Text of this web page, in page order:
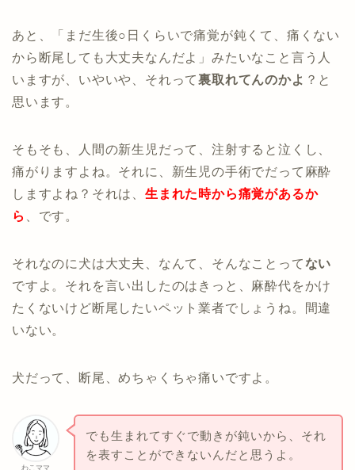
あと、「まだ生後○日くらいで痛覚が鈍くて、痛くない
から断尾しても大丈夫なんだよ」みたいなこと言う人
いますが、いやいや、それって裏取れてんのかよ ？と
思います。
そもそも、人間の新生児だって、注射すると泣くし、
痛がりますよね。それに、新生児の手術でだって麻酔
しますよね？それは、 生まれた時から痛覚があるか
ら
、です。
それなのに犬は大丈夫、なんて、そんなことってない
ですよ。それを言い出したのはきっと、麻酔代をかけ
たくないけど断尾したいペット業者でしょうね。間違
いない。
犬だって、断尾、めちゃくちゃ痛いですよ。
わこママ
でも生まれてすぐで動きが鈍いから、それ
を表すことができないんだと思うよ。